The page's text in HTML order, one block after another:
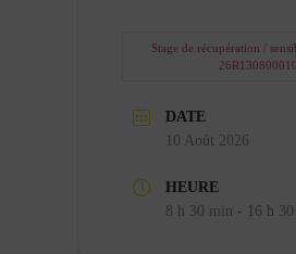
Stage de récupération /
DATE
10 Août 2026
HEURE
8 h 30 min - 16 h